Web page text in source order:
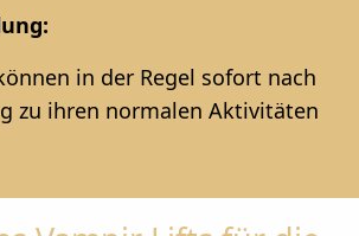
in der Regel sofort nach
zu ihren normalen Aktivitäten